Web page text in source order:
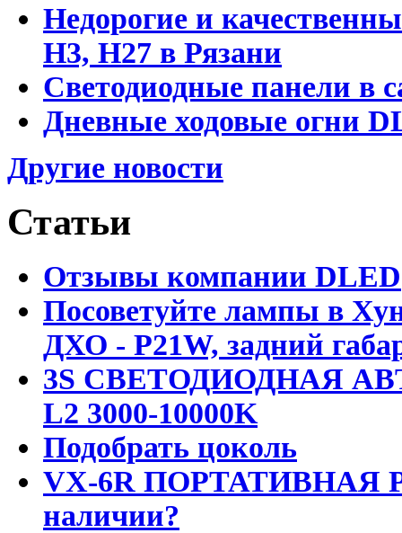
Недорогие и
Н3, Н27 в Рязани
Светодиодные панели в
Дневные ходовые огни
Другие новости
Статьи
Отзывы компании DLED
Посоветуйте лампы в
ДХО - P21W, задний
3S СВЕТОДИОДНАЯ
L2 3000-10000K
Подобрать цоколь
VX-6R ПОРТАТИВНАЯ
наличии?